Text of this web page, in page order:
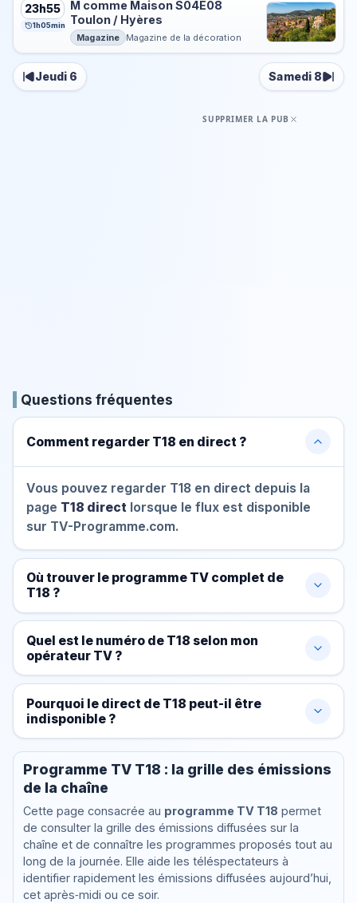
23h55
1h05min
M comme Maison S04E08
Toulon / Hyères
Magazine Magazine de la décoration
Jeudi 6 Samedi 8
SUPPRIMER LA PUB
Questions fréquentes
Comment regarder T18 en direct ?
Vous pouvez regarder T18 en direct depuis la
page T18 direct lorsque le flux est disponible
sur TV-Programme.com.
Où trouver le programme TV complet de
T18 ?
Quel est le numéro de T18 selon mon
opérateur TV ?
Pourquoi le direct de T18 peut-il être
indisponible ?
Programme TV T18 : la grille des émissions
de la chaîne
Cette page consacrée au programme TV T18 permet
de consulter la grille des émissions diffusées sur la
chaîne et de connaître les programmes proposés tout au
long de la journée. Elle aide les téléspectateurs à
identifier rapidement les émissions diffusées aujourd’hui,
cet après‑midi ou ce soir.